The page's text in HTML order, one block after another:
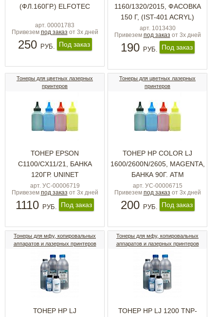
(ФЛ.160ГР.) ELFOTEC
арт. 00001783
Привезем под заказ от 3х дней
250 РУБ. Под заказ
1160/1320/2015, ФАСОВКА
150 Г, (IST-401 ACRYL)
арт. 1013430
Привезем под заказ от 3х дней
190 РУБ. Под заказ
Тонеры для цветных лазерных
принтеров
ТОНЕР EPSON
C1100/CX11/21, БАНКА
120ГР. UNINET
арт. УС-00006719
Привезем под заказ от 3х дней
1110 РУБ. Под заказ
Тонеры для цветных лазерных
принтеров
ТОНЕР HP COLOR LJ
1600/2600N/2605, MAGENTA,
БАНКА 90Г. ATM
арт. УС-00006715
Привезем под заказ от 3х дней
200 РУБ. Под заказ
Тонеры для мфу, копировальных
аппаратов и лазерных принтеров
ТОНЕР HP LJ
Тонеры для мфу, копировальных
аппаратов и лазерных принтеров
ТОНЕР HP LJ 1200 TNP-